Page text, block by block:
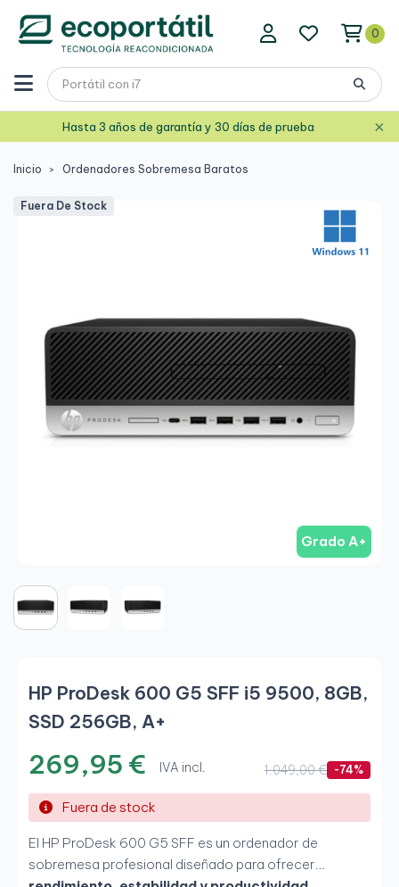
0
Hasta 3 años de garantía y 30 días de prueba ×
Inicio Ordenadores Sobremesa Baratos
Grado A+
Fuera De Stock
HP ProDesk 600 G5 SFF i5 9500, 8GB,
SSD 256GB, A+
269,95 € IVA incl. 1.049,00 € -74%
Fuera de stock
El HP ProDesk 600 G5 SFF es un ordenador de
sobremesa profesional diseñado para ofrecer